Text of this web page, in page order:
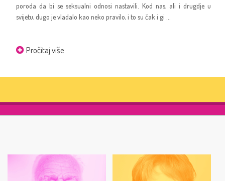
poroda da bi se seksualni odnosi nastavili. Kod nas, ali i drugdje u
svijetu, dugo je vladalo kao neko pravilo, i to su čak i gi ...
Pročitaj više